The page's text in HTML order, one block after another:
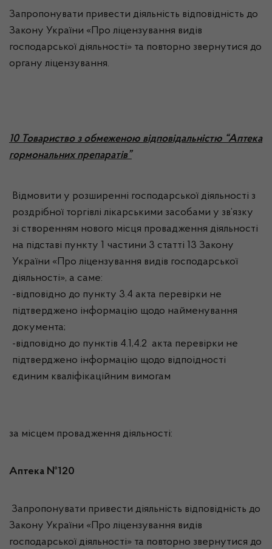
Запропонувати привести діяльність відповідність до
Закону України «Про ліцензування видів
господарської діяльності» та повторно звернутися до
органу ліцензування.
10 Товариство з обмеженою відповідальністю “Аптека
гормональних препаратів”
Відмовити у розширенні господарської діяльності з
роздрібної торгівлі лікарськими засобами у зв’язку
зі створенням нового місця провадження діяльності
на підставі пункту 1 частини 3 статті 13 Закону
України «Про ліцензування видів господарської
діяльності», а саме:
-відповідно до пункту 3.4 акта перевірки не
підтверджено інформацію щодо найменування
документа;
-відповідно до пунктів 4.1,4.2 акта перевірки не
підтверджено інформацію щодо відпоідності
єдиним кваліфікаційним вимогам
за місцем провадження діяльності:
Аптека №120
Запропонувати привести діяльність відповідність до
Закону України «Про ліцензування видів
господарської діяльності» та повторно звернутися до